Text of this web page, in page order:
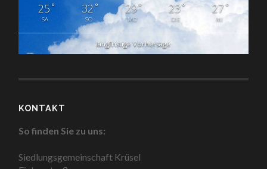
25°
SA
32 °
SO
29°
MO
23°
DIE
27°
MI
langfristige Vorhersage
KONTAKT
So finden Sie zu uns:
Siedlungsgemeinschaft Krüsel